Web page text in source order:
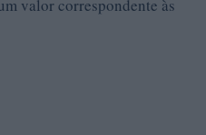
valor correspondente às